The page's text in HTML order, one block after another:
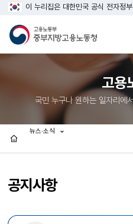
이 누리집은 대한민국 공식 전자정
고용
국민 누구나 원하는 일자리에
공지사항
뉴스·소식